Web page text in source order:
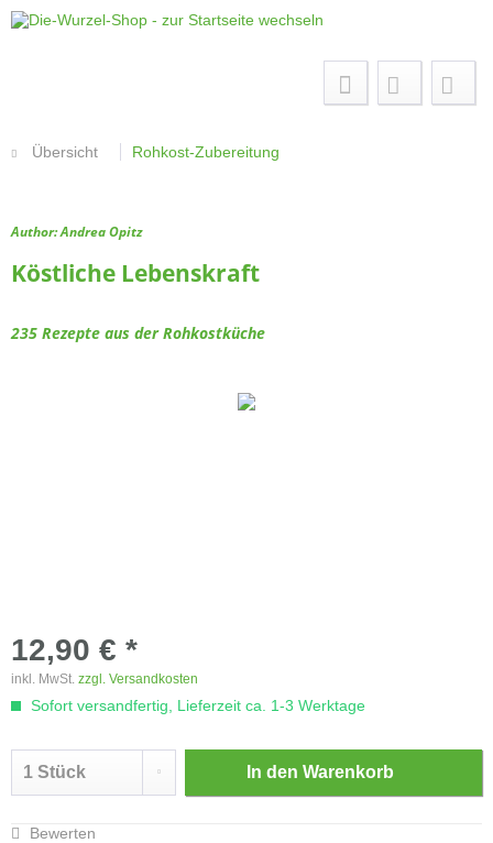
Übersicht Rohkost-Zubereitung
Author: Andrea Opitz
Köstliche Lebenskraft
235 Rezepte aus der Rohkostküche
12,90 € *
inkl. MwSt. zzgl. Versandkosten
Sofort versandfertig, Lieferzeit ca. 1-3 Werktage
In den Warenkorb
Bewerten